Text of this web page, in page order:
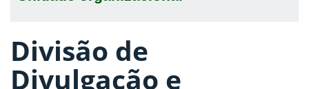
Divisão de
Divulgação e